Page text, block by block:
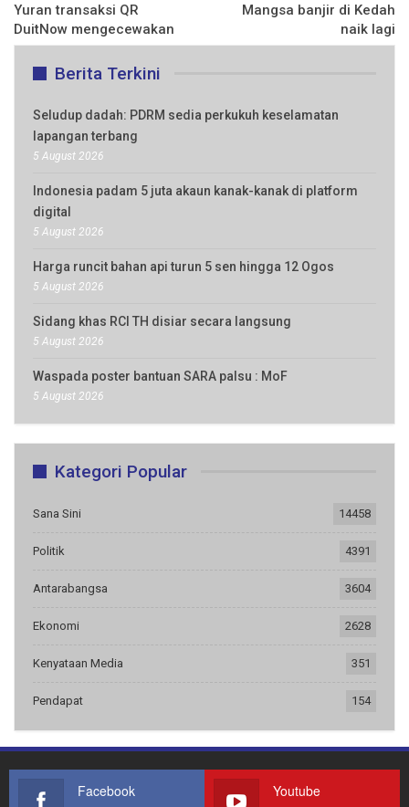
Yuran transaksi QR
DuitNow mengecewakan
Mangsa banjir di Kedah
naik lagi
Berita Terkini
Seludup dadah: PDRM sedia perkukuh keselamatan
lapangan terbang
5 August 2026
Indonesia padam 5 juta akaun kanak-kanak di platform
digital
5 August 2026
Harga runcit bahan api turun 5 sen hingga 12 Ogos
5 August 2026
Sidang khas RCI TH disiar secara langsung
5 August 2026
Waspada poster bantuan SARA palsu : MoF
5 August 2026
Kategori Popular
Sana Sini 14458
Politik 4391
Antarabangsa 3604
Ekonomi 2628
Kenyataan Media 351
Pendapat 154
Facebook Youtube